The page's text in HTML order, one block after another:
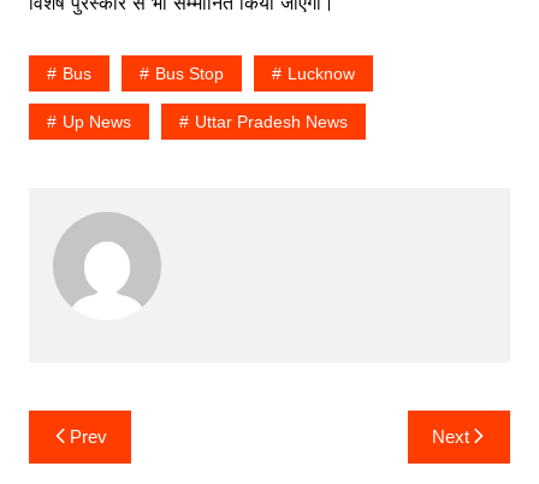
Bus Bus Stop Lucknow
Up News Uttar Pradesh News
Post
navigation
Prev Next